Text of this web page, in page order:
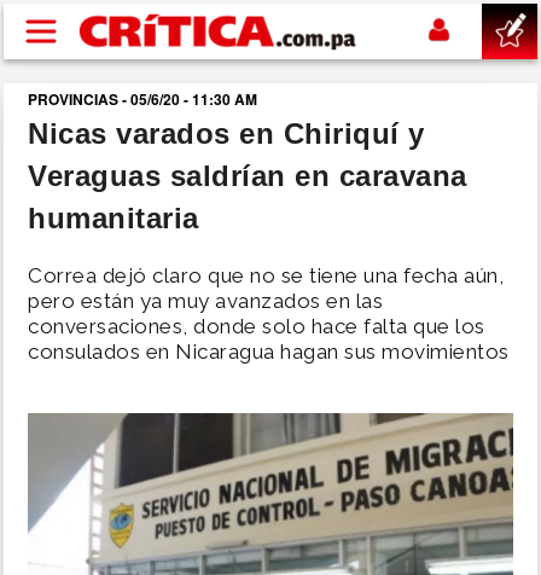
Pasar al contenido principal
buscar
SUCESOS
POLÍTICA
DEPORTES
MUNDO
PROVINCIAS - 05/6/20 - 11:30 AM
Nicas varados en Chiriquí y
Veraguas saldrían en caravana
humanitaria
Correa dejó claro que no se tiene una fecha aún,
pero están ya muy avanzados en las
conversaciones, donde solo hace falta que los
consulados en Nicaragua hagan sus movimientos